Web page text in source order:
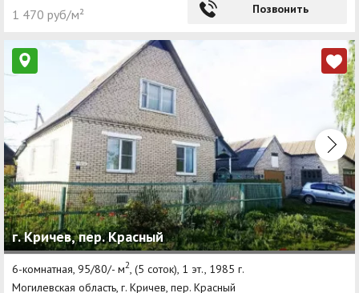
1 470 руб/м² Позвонить
г. Кричев, пер. Красный
6-комнатная, 95/80/- м2 , (5 соток), 1 эт., 1985 г.
Могилевская область, г. Кричев, пер. Красный